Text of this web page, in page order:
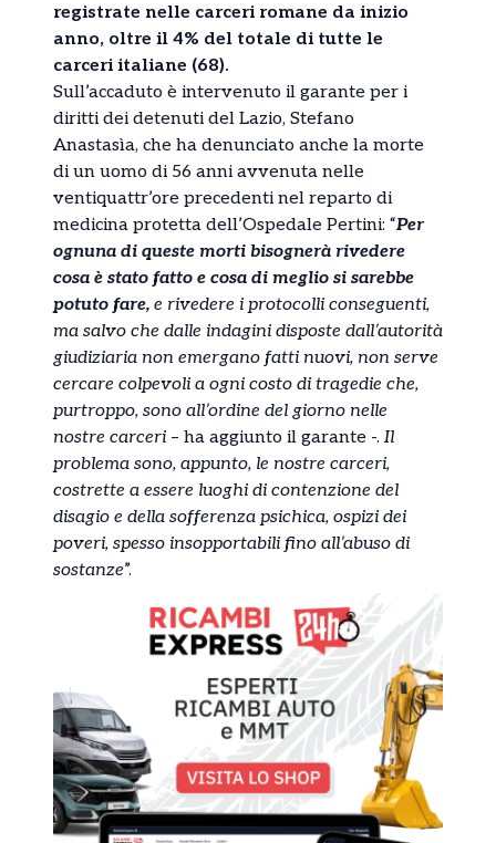
registrate nelle carceri romane da inizio
anno, oltre il 4% del totale di tutte le
carceri italiane (68).
Sull’accaduto è intervenuto il garante per i
diritti dei detenuti del Lazio, Stefano
Anastasìa, che ha denunciato anche la morte
di un uomo di 56 anni avvenuta nelle
ventiquattr’ore precedenti nel reparto di
medicina protetta dell’Ospedale Pertini: “Per
ognuna di queste morti bisognerà rivedere
cosa è stato fatto e cosa di meglio si sarebbe
potuto fare, e rivedere i protocolli conseguenti,
ma salvo che dalle indagini disposte dall’autorità
giudiziaria non emergano fatti nuovi, non serve
cercare colpevoli a ogni costo di tragedie che,
purtroppo, sono all’ordine del giorno nelle
nostre carceri – ha aggiunto il garante -. Il
problema sono, appunto, le nostre carceri,
costrette a essere luoghi di contenzione del
disagio e della sofferenza psichica, ospizi dei
poveri, spesso insopportabili fino all’abuso di
sostanze”.